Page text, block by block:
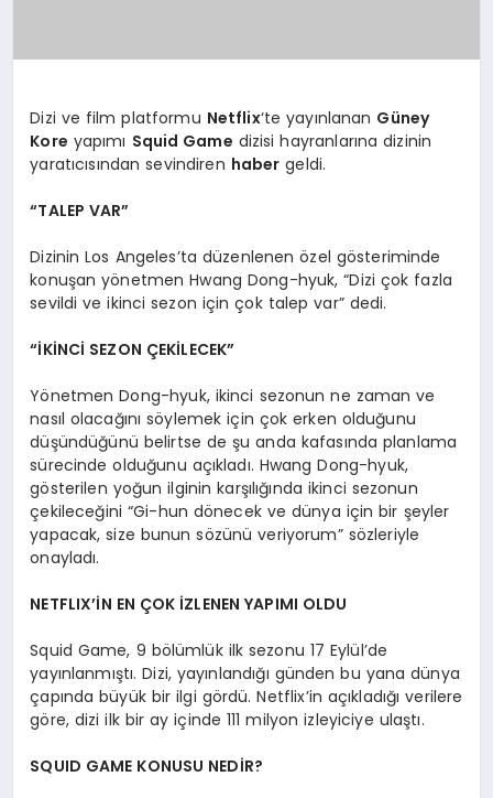
Dizi ve film platformu Netflix‘te yayınlanan Güney
Kore yapımı Squid Game dizisi hayranlarına dizinin
yaratıcısından sevindiren haber geldi.
“TALEP VAR”
Dizinin Los Angeles’ta düzenlenen özel gösteriminde
konuşan yönetmen Hwang Dong-hyuk, “Dizi çok fazla
sevildi ve ikinci sezon için çok talep var” dedi.
“İKİNCİ SEZON ÇEKİLECEK”
Yönetmen Dong-hyuk, ikinci sezonun ne zaman ve
nasıl olacağını söylemek için çok erken olduğunu
düşündüğünü belirtse de şu anda kafasında planlama
sürecinde olduğunu açıkladı. Hwang Dong-hyuk,
gösterilen yoğun ilginin karşılığında ikinci sezonun
çekileceğini “Gi-hun dönecek ve dünya için bir şeyler
yapacak, size bunun sözünü veriyorum” sözleriyle
onayladı.
NETFLIX’İN EN ÇOK İZLENEN YAPIMI OLDU
Squid Game, 9 bölümlük ilk sezonu 17 Eylül’de
yayınlanmıştı. Dizi, yayınlandığı günden bu yana dünya
çapında büyük bir ilgi gördü. Netflix’in açıkladığı verilere
göre, dizi ilk bir ay içinde 111 milyon izleyiciye ulaştı.
SQUID GAME KONUSU NEDİR?